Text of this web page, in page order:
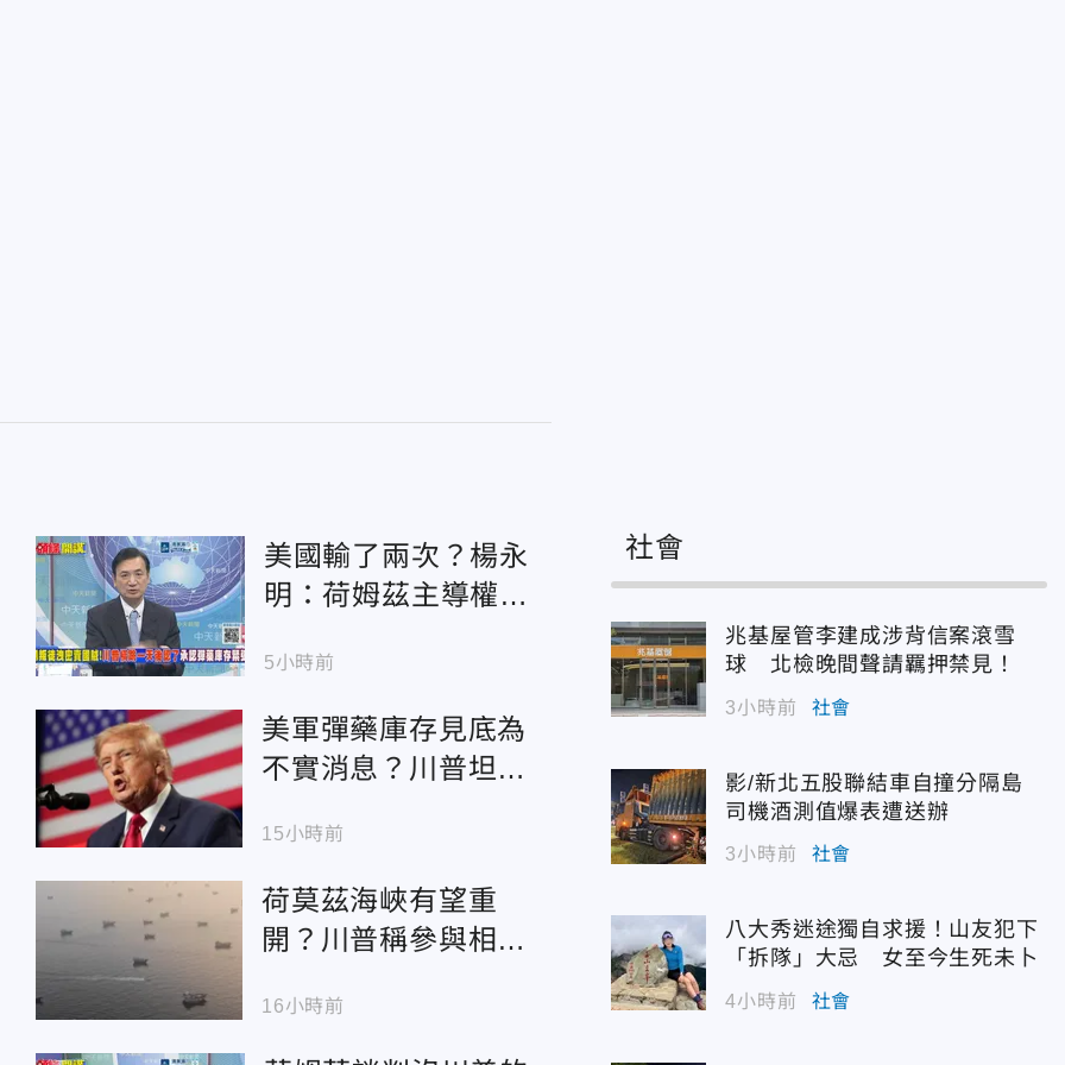
美國輸了兩次？楊永
明：荷姆茲主導權落
5小時前
美軍彈藥庫存見底為
不實消息？川普坦言
15小時前
荷莫茲海峽有望重
開？川普稱參與相關
果
16小時前
社會
兆基屋管李建成涉背信案滾雪
球 北檢晚間聲請羈押禁見！
3小時前 社會
影/新北五股聯結車自撞分隔島
司機酒測值爆表遭送辦
3小時前 社會
八大秀迷途獨自求援！山友犯下
「拆隊」大忌 女至今生死未卜
4小時前 社會